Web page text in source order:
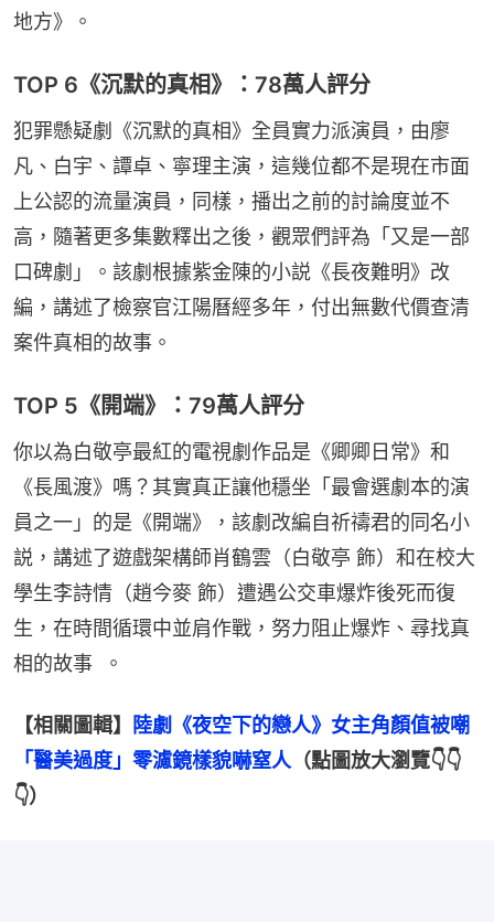
地方》。
TOP 6《沉默的真相》：78萬人評分
犯罪懸疑劇《沉默的真相》全員實力派演員，由廖
凡、白宇、譚卓、寧理主演，這幾位都不是現在市面
上公認的流量演員，同樣，播出之前的討論度並不
高，隨著更多集數釋出之後，觀眾們評為「又是一部
口碑劇」。該劇根據紫金陳的小説《長夜難明》改
編，講述了檢察官江陽曆經多年，付出無數代價查清
案件真相的故事。
TOP 5《開端》：79萬人評分
你以為白敬亭最紅的電視劇作品是《卿卿日常》和
《長風渡》嗎？其實真正讓他穩坐「最會選劇本的演
員之一」的是《開端》，該劇改編自祈禱君的同名小
説，講述了遊戲架構師肖鶴雲（白敬亭 飾）和在校大
學生李詩情（趙今麥 飾）遭遇公交車爆炸後死而復
生，在時間循環中並肩作戰，努力阻止爆炸、尋找真
相的故事  。
【相關圖輯】
陸劇《夜空下的戀人》女主角顏值被嘲
「醫美過度」零濾鏡樣貌嚇窒人（點圖放大瀏覽👇👇
👇）